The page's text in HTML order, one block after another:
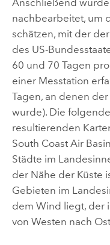
nachbearbeitet, um
schätzen, mit der
des US-
60 und 70 Tagen
einer Messtation
Tagen, an denen
wurde). Die
resultierenden
South Coast Air
Städte im
der Nähe der Küste
Gebieten im
dem Wind liegt, der
von Westen nach